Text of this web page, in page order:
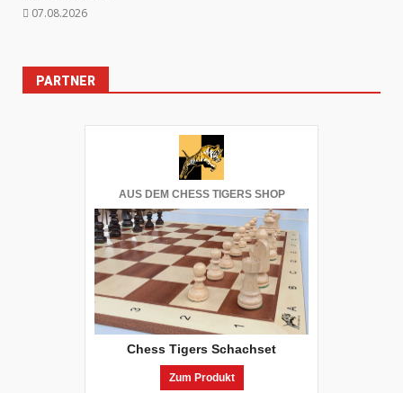
07.08.2026
PARTNER
AUS DEM CHESS TIGERS SHOP
Chess Tigers Schachset
Zum Produkt